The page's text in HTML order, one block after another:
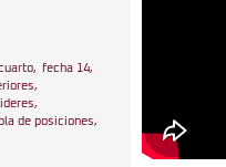
, fecha 14,
,
Lideres,
de posiciones,